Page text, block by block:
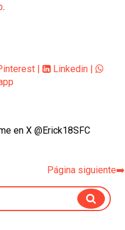
.
| Linkedin |
en X @Erick18SFC
Página siguiente➡️